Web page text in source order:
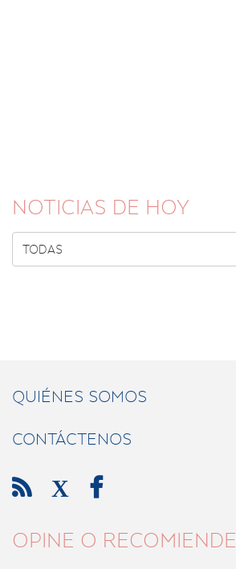
NOTICIAS DE HOY
TODAS
QUIÉNES SOMOS
CONTÁCTENOS
 X 
OPINE O RECOMIENDE